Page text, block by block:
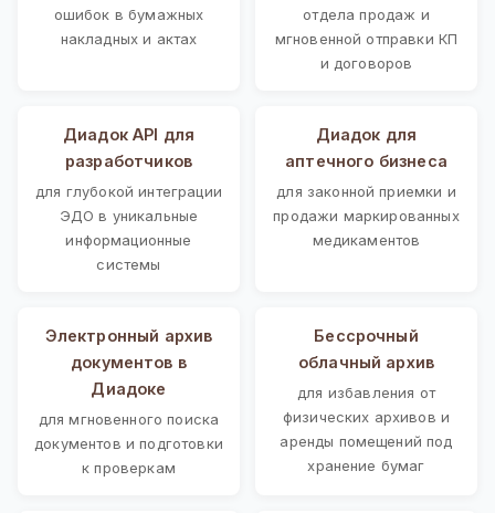
ошибок в бумажных
накладных и актах
отдела продаж и
мгновенной отправки КП
и договоров
Диадок API для
разработчиков
для глубокой интеграции
ЭДО в уникальные
информационные
системы
Диадок для
аптечного бизнеса
для законной приемки и
продажи маркированных
медикаментов
Электронный архив
документов в
Диадоке
для мгновенного поиска
документов и подготовки
к проверкам
Бессрочный
облачный архив
для избавления от
физических архивов и
аренды помещений под
хранение бумаг